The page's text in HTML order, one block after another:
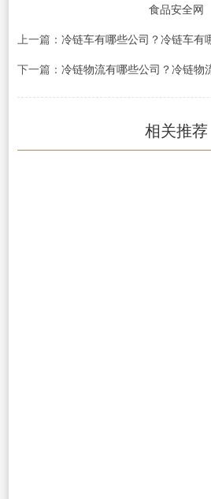
食品安全网
上一篇： 冷链车有哪些公司？冷链车有
下一篇： 冷链物流有哪些公司？冷链物
相关推荐